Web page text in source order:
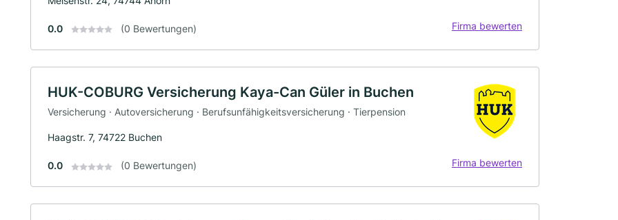
0.0 (0 Bewertungen) Firma bewerten
HUK-COBURG Versicherung Kaya-Can Güler in Buchen
Versicherung · Autoversicherung · Berufsunfähigkeitsversicherung · Tierpension
Haagstr. 7, 74722 Buchen
0.0 (0 Bewertungen) Firma bewerten